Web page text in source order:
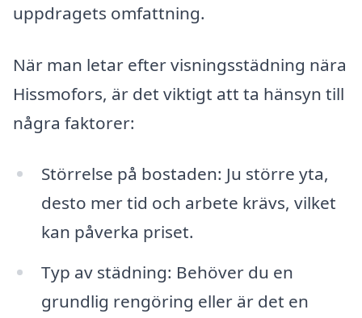
uppdragets omfattning.
När man letar efter visningsstädning nära
Hissmofors, är det viktigt att ta hänsyn till
några faktorer:
Störrelse på bostaden: Ju större yta,
desto mer tid och arbete krävs, vilket
kan påverka priset.
Typ av städning: Behöver du en
grundlig rengöring eller är det en